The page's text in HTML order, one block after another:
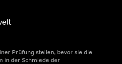
Prüfung stellen, bevor sie die
in der Schmiede der